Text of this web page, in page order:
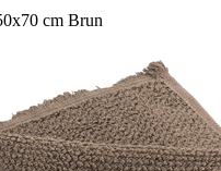
cm Brun